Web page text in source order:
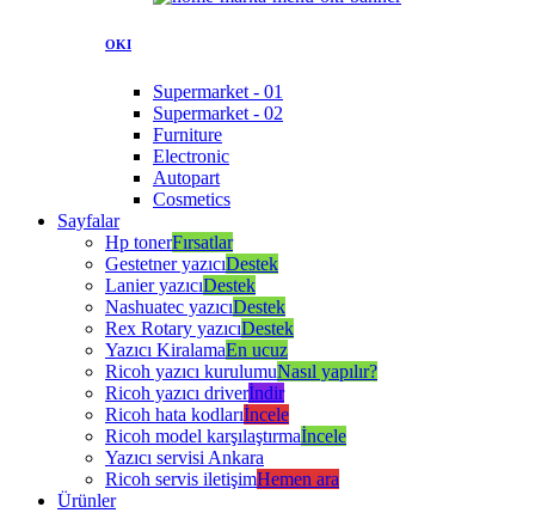
OKI
Supermarket - 01
Supermarket - 02
Furniture
Electronic
Autopart
Cosmetics
Sayfalar
Hp tonerFırsatlar
Gestetner yazıcıDestek
Lanier yazıcıDestek
Nashuatec yazıcıDestek
Rex Rotary yazıcıDestek
Yazıcı KiralamaEn ucuz
Ricoh yazıcı kurulumuNasıl yapılır?
Ricoh yazıcı driverİndir
Ricoh hata kodlarıİncele
Ricoh model karşılaştırmaİncele
Yazıcı servisi Ankara
Ricoh servis iletişimHemen ara
Ürünler